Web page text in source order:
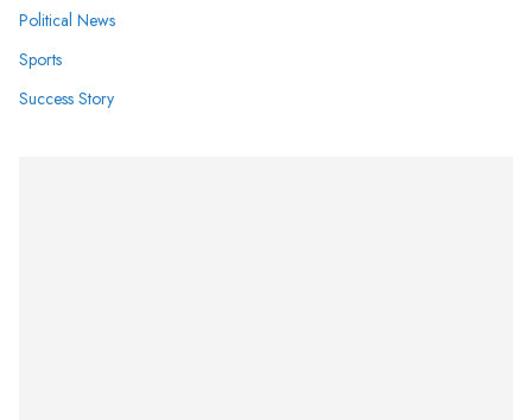
Political News
Sports
Success Story